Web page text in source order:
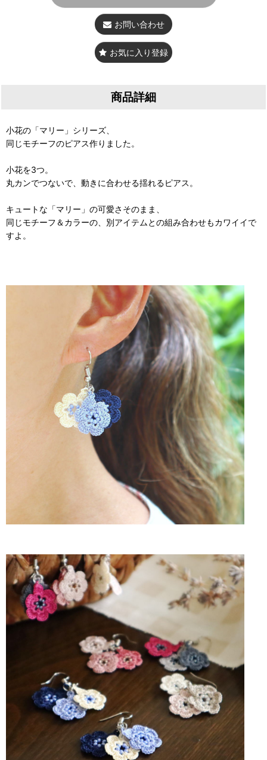
お問い合わせ
お気に入り登録
商品詳細
小花の「マリー」シリーズ、
同じモチーフのピアス作りました。
小花を3つ。
丸カンでつないで、動きに合わせる揺れるピアス。
キュートな「マリー」の可愛さそのまま、
同じモチーフ＆カラーの、別アイテムとの組み合わせもカワイイで
すよ。